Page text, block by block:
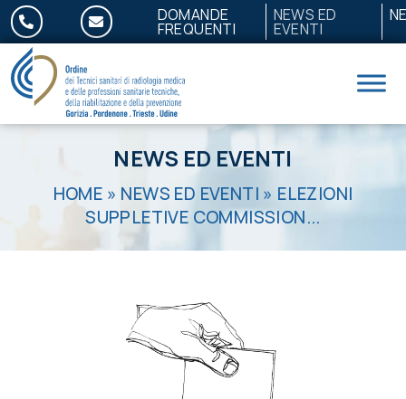
Salta al contenuto DOMANDE
FREQUENTI
NEWS ED
EVENTI
NEWS ED EVENTI
HOME » NEWS ED EVENTI » ELEZIONI
SUPPLETIVE COMMISSION...